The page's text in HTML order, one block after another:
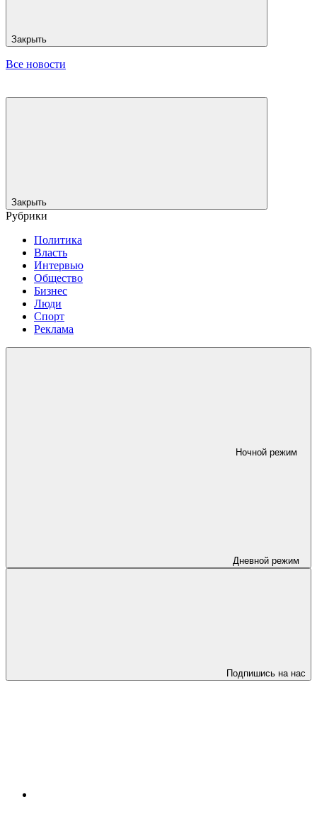
Закрыть
Все новости
Закрыть
Рубрики
Политика
Власть
Интервью
Общество
Бизнес
Люди
Спорт
Реклама
Ночной режим
Дневной режим
Подпишись на нас